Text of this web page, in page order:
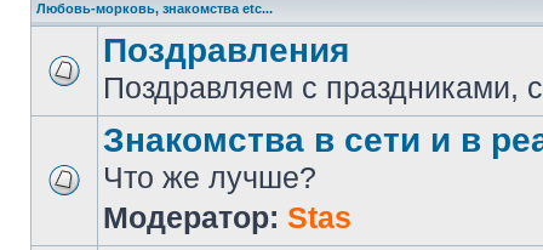
Любовь-морковь, знакомства etc...
Поздравления
Поздравляем с праздниками,
Знакомства в сети и в
Что же лучше?
Модератор: Stas